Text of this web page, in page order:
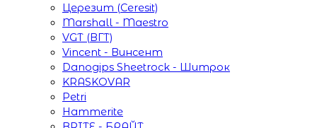
Церезит (Ceresit)
Marshall - Maestro
VGT (ВГТ)
Vincent - Винсент
Danogips Sheetrock - Шитрок
KRASKOVAR
Petri
Hammerite